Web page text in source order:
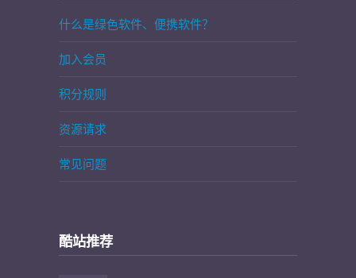
什么是绿色软件、便携软件？
加入会员
积分规则
资源请求
常见问题
酷站推荐